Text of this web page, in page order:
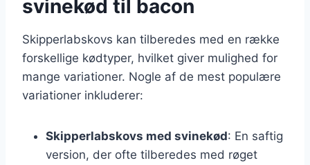
svinekød til bacon
Skipperlabskovs kan tilberedes med en række
forskellige kødtyper, hvilket giver mulighed for
mange variationer. Nogle af de mest populære
variationer inkluderer:
Skipperlabskovs med svinekød: En saftig
version, der ofte tilberedes med røget